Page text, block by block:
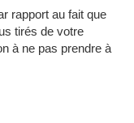
rapport au fait que
tirés de votre
à ne pas prendre à